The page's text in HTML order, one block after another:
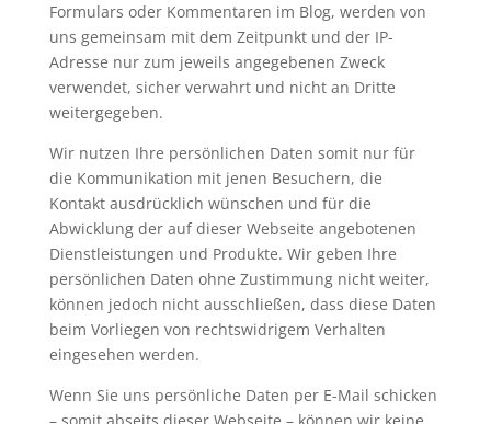
Formulars oder Kommentaren im Blog, werden von
uns gemeinsam mit dem Zeitpunkt und der IP-
Adresse nur zum jeweils angegebenen Zweck
verwendet, sicher verwahrt und nicht an Dritte
weitergegeben.
Wir nutzen Ihre persönlichen Daten somit nur für
die Kommunikation mit jenen Besuchern, die
Kontakt ausdrücklich wünschen und für die
Abwicklung der auf dieser Webseite angebotenen
Dienstleistungen und Produkte. Wir geben Ihre
persönlichen Daten ohne Zustimmung nicht weiter,
können jedoch nicht ausschließen, dass diese Daten
beim Vorliegen von rechtswidrigem Verhalten
eingesehen werden.
Wenn Sie uns persönliche Daten per E-Mail schicken